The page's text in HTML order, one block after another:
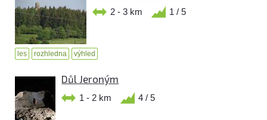
2 - 3 km 1 / 5
les rozhledna výhled
Důl Jeroným
1 - 2 km 4 / 5